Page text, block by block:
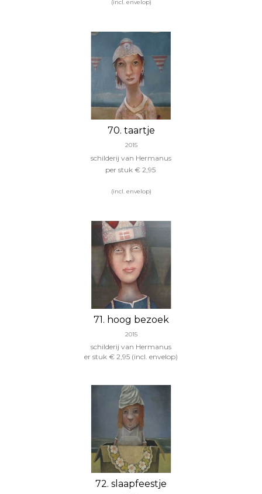
(incl. envelop)
70. taartje
2015
schilderij van Hermanus
per stuk € 2,95
(incl. envelop)
71. hoog bezoek
2015
schilderij van Hermanus
er stuk € 2,95 (incl. envelop)
72. slaapfeestje